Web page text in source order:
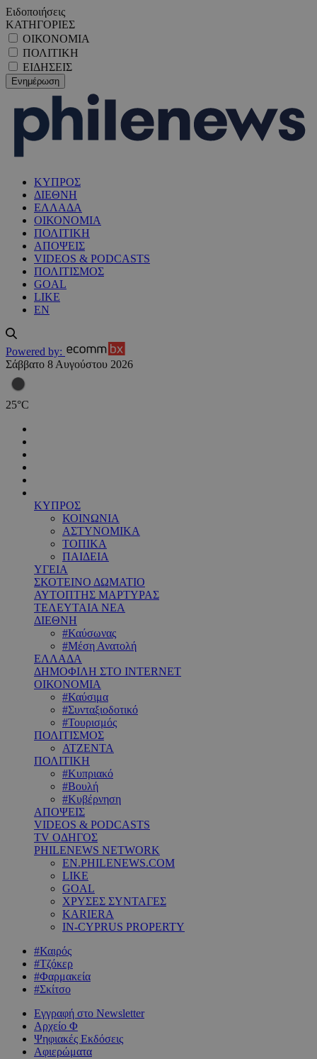
Ειδοποιήσεις
ΚΑΤΗΓΟΡΙΕΣ
ΟΙΚΟΝΟΜΙΑ
ΠΟΛΙΤΙΚΗ
ΕΙΔΗΣΕΙΣ
ΚΥΠΡΟΣ
ΔΙΕΘΝΗ
ΕΛΛΑΔΑ
ΟΙΚΟΝΟΜΙΑ
ΠΟΛΙΤΙΚΗ
ΑΠΟΨΕΙΣ
VIDEOS & PODCASTS
ΠΟΛΙΤΙΣΜΟΣ
GOAL
LIKE
EN
Powered by:
Σάββατο 8 Αυγούστου 2026
25°C
ΚΥΠΡΟΣ
ΚΟΙΝΩΝΙΑ
ΑΣΤΥΝΟΜΙΚΑ
ΤΟΠΙΚΑ
ΠΑΙΔΕΙΑ
ΥΓΕΙΑ
ΣΚΟΤΕΙΝΟ ΔΩΜΑΤΙΟ
ΑΥΤΟΠΤΗΣ ΜΑΡΤΥΡΑΣ
ΤΕΛΕΥΤΑΙΑ ΝΕΑ
ΔΙΕΘΝΗ
#Καύσωνας
#Μέση Ανατολή
ΕΛΛΑΔΑ
ΔΗΜΟΦΙΛΗ ΣΤΟ INTERNET
ΟΙΚΟΝΟΜΙΑ
#Καύσιμα
#Συνταξιοδοτικό
#Τουρισμός
ΠΟΛΙΤΙΣΜΟΣ
ΑΤΖΕΝΤΑ
ΠΟΛΙΤΙΚΗ
#Κυπριακό
#Βουλή
#Κυβέρνηση
ΑΠΟΨΕΙΣ
VIDEOS & PODCASTS
TV ΟΔΗΓΟΣ
PHILENEWS NETWORK
EN.PHILENEWS.COM
LIKE
GOAL
ΧΡΥΣΕΣ ΣΥΝΤΑΓΕΣ
KARIERA
IN-CYPRUS PROPERTY
#Καιρός
#Τζόκερ
#Φαρμακεία
#Σκίτσο
Εγγραφή στο Newsletter
Αρχείο Φ
Ψηφιακές Εκδόσεις
Αφιερώματα